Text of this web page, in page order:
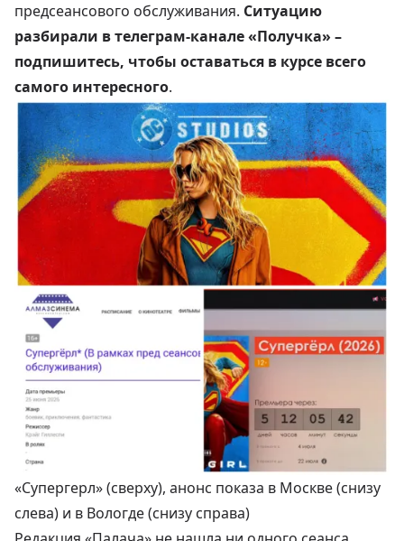
предсеансового обслуживания. Ситуацию
разбирали в телеграм-канале «Получка» –
подпишитесь, чтобы оставаться в курсе всего
самого интересного.
«Супергерл» (сверху), анонс показа в Москве (снизу
слева) и в Вологде (снизу справа)